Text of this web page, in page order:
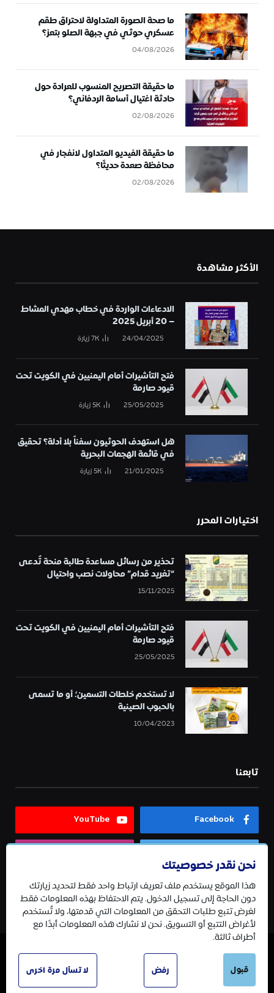
ما صحة الصورة المتداولة لاحتراق طقم
عسكري حوثي في جبهة الصلو بتعز؟
04/08/2026
ما حقيقة التصريح المنسوب للعرادة حول
حادثة اغتيال أسامة الردفاني؟
02/08/2026
ما حقيقة الفيديو المتداول لانفجار في
محافظة صعدة حديثًا؟
02/08/2026
الأكثر مشاهدة
الادعاءات الواردة في خطاب مهدي المشاط
– 20 أبريل 2025
24/04/2025
7Kزيارة
فتح التأشيرات أمام اليمنيين في الكويت تحت
قيود صارمة
25/05/2025
5Kزيارة
هل استهدف الحوثيون سفناً بلا أدلة؟ تحقيق
في قائمة الهجمات البحرية
21/01/2025
5Kزيارة
اختيارات المحرر
تحذير من رسائل مساعدة طالبة منحة تُدعى
“تغريد قدام” محاولات نصب واحتيال
15/11/2025
فتح التأشيرات أمام اليمنيين في الكويت تحت
قيود صارمة
25/05/2025
لا تستخدم خلطات التسمين؛ أو ما تسمى
بالحبوب الصينية
10/04/2023
تابعنا
Facebook
YouTube
Telegram
نحن نقدر خصوصيتك
هذا الموقع يستخدم ملف تعريف ارتباط واحد فقط لتحديد زيارتك
دون الحاجة إلى تسجيل الدخول. يتم الاحتفاظ بهذه المعلومات فقط
لغرض تتبع طلبات التحقق من المعلومات التي قدمتها، ولا تُستخدم
لأغراض التتبع أو التسويق. نحن لا نشارك هذه المعلومات أبدًا مع
أطراف ثالثة.
قبول رفض لا تسأل مرة اخرى